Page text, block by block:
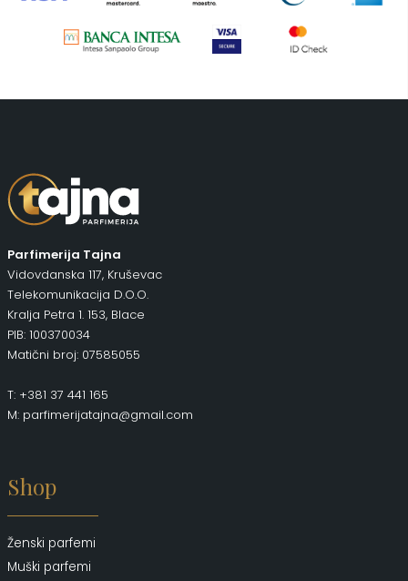
Parfimerija Tajna
Vidovdanska 117, Kruševac
Telekomunikacija D.O.O.
Kralja Petra 1. 153, Blace
PIB: 100370034
Matični broj: 07585055
T: +381 37 441 165
M: parfimerijatajna@gmail.com
Shop
Ženski parfemi
Muški parfemi